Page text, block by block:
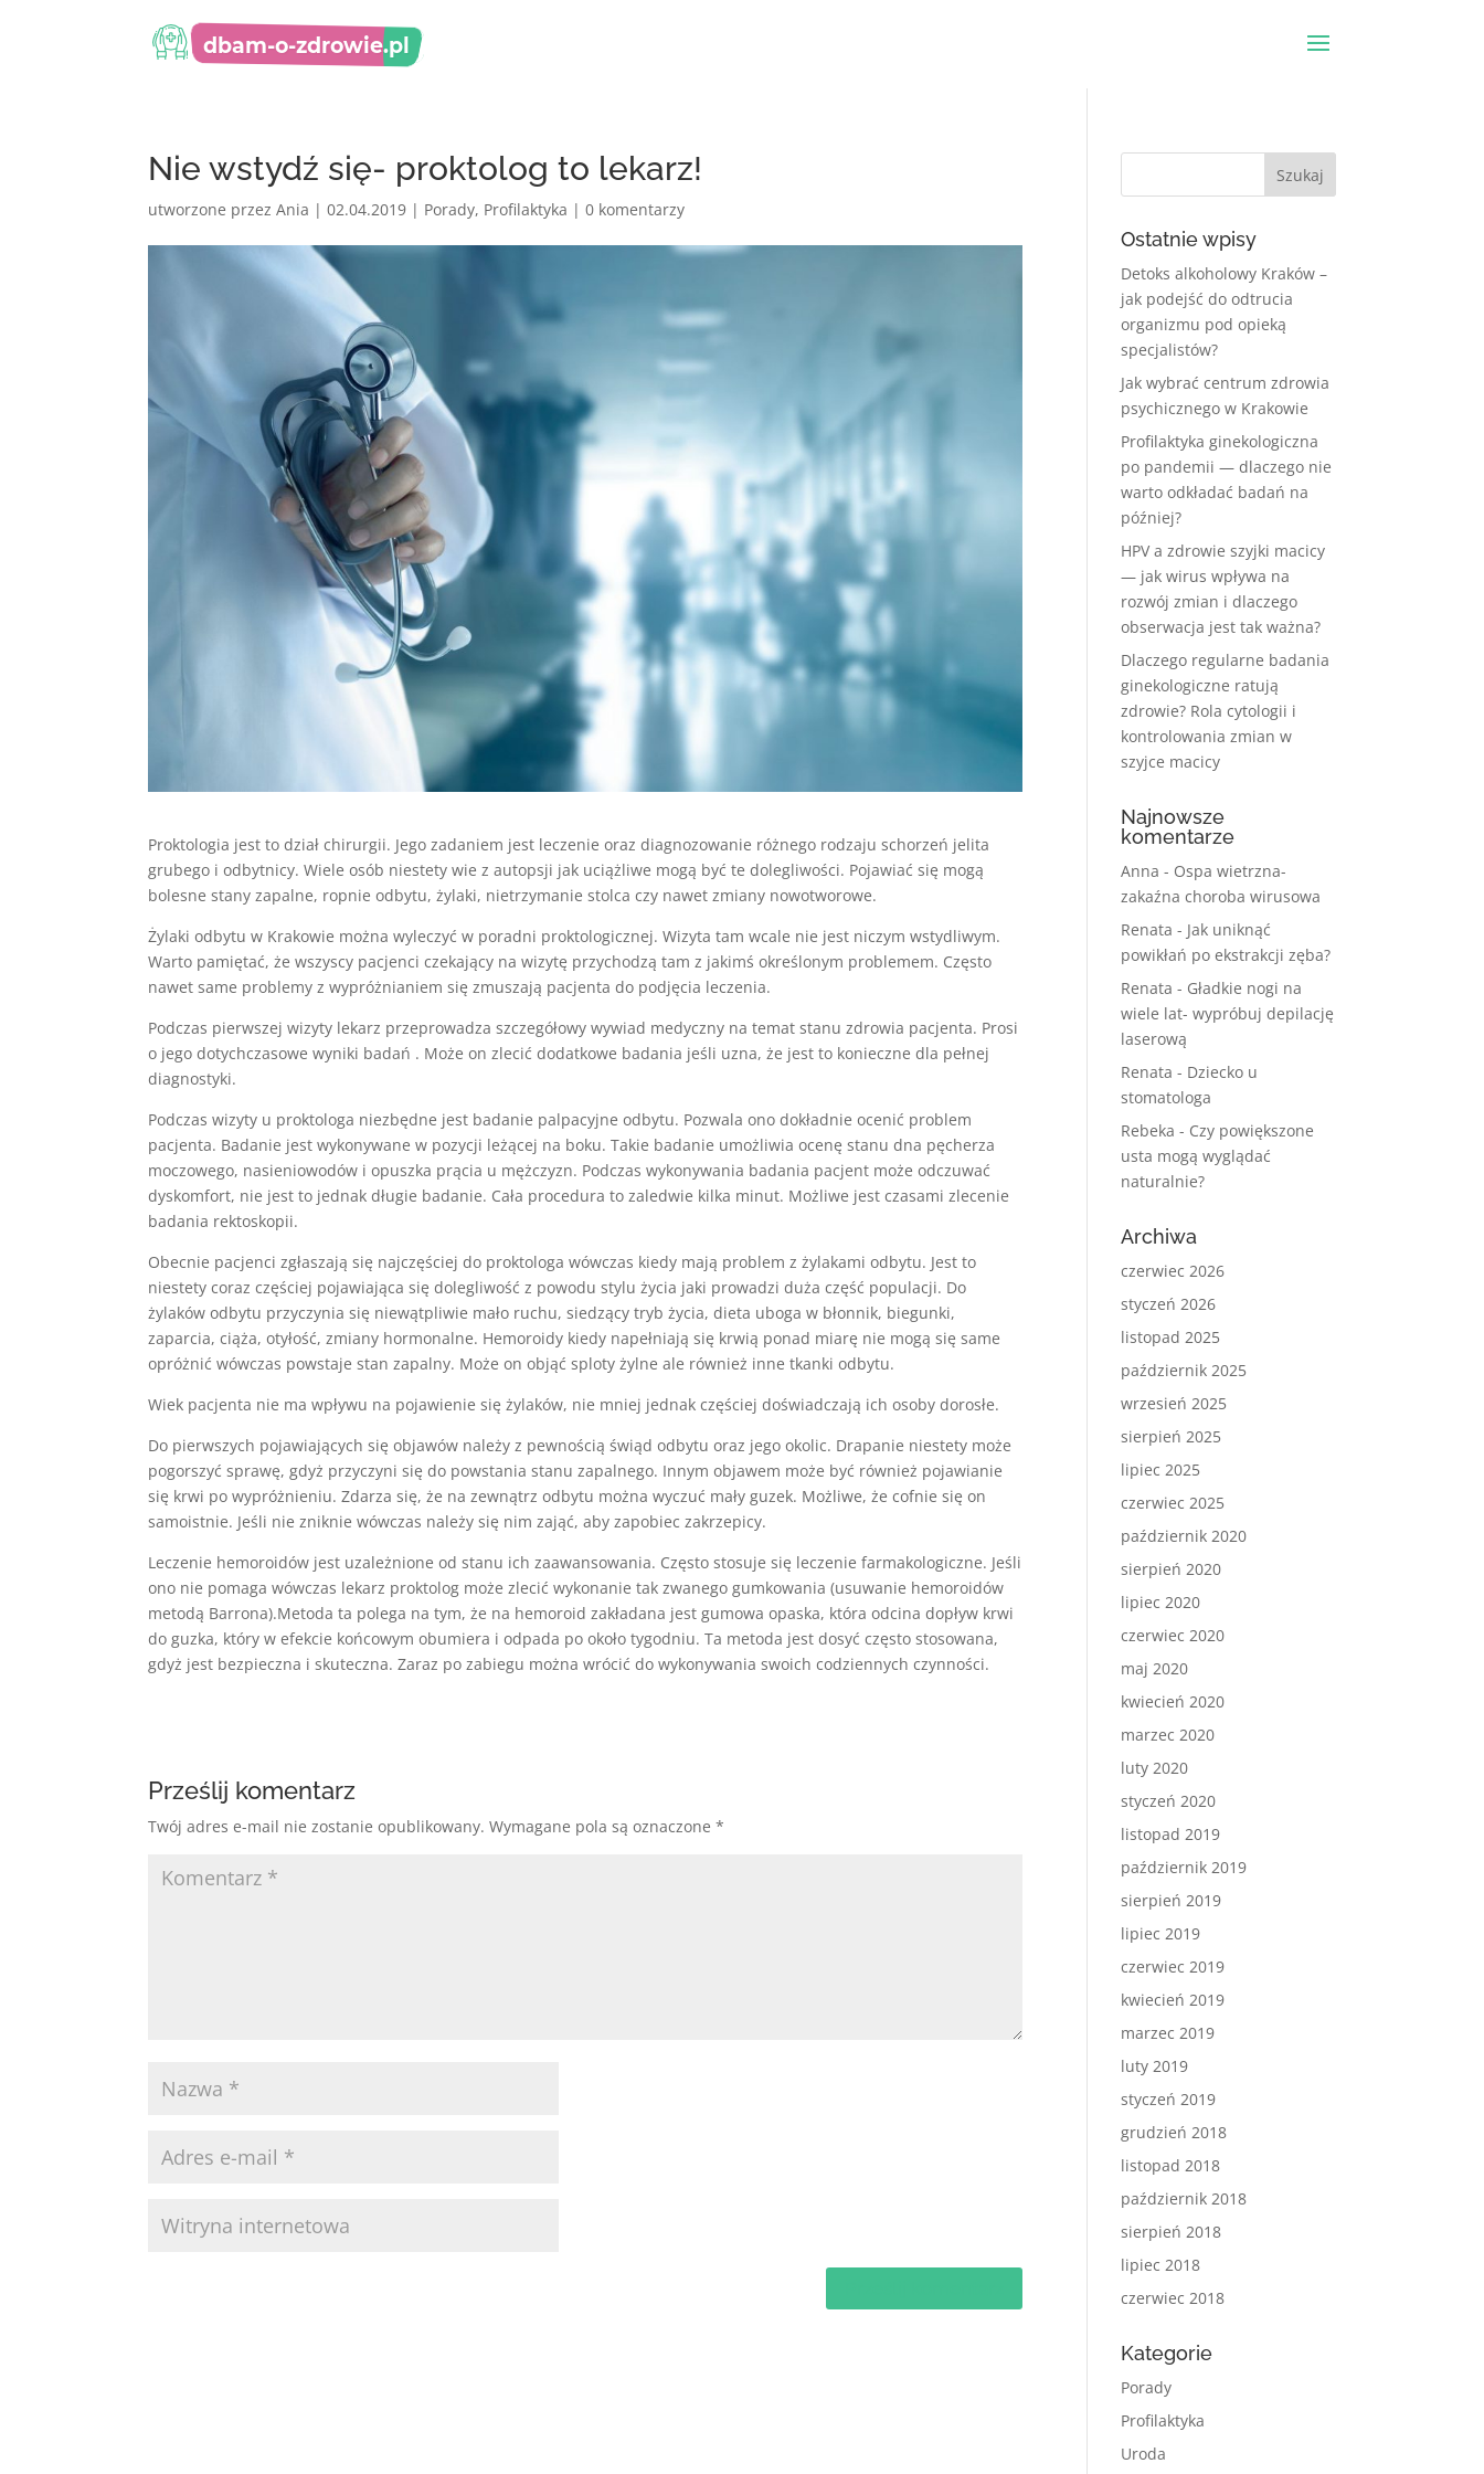
Nie wstydź się- proktolog to lekarz!
utworzone przezAnia |02.04.2019 | Porady, Profilaktyka |0 komentarzy
Proktologia jest to dział chirurgii. Jego zadaniem jest leczenie oraz diagnozowanie różnego rodzaju schorzeń jelita
grubego i odbytnicy. Wiele osób niestety wie z autopsji jak uciążliwe mogą być te dolegliwości. Pojawiać się mogą
bolesne stany zapalne, ropnie odbytu, żylaki, nietrzymanie stolca czy nawet zmiany nowotworowe.
Żylaki odbytu w Krakowie można wyleczyć w poradni proktologicznej. Wizyta tam wcale nie jest niczym wstydliwym.
Warto pamiętać, że wszyscy pacjenci czekający na wizytę przychodzą tam z jakimś określonym problemem. Często
nawet same problemy z wypróżnianiem się zmuszają pacjenta do podjęcia leczenia.
Podczas pierwszej wizyty lekarz przeprowadza szczegółowy wywiad medyczny na temat stanu zdrowia pacjenta. Prosi
o jego dotychczasowe wyniki badań . Może on zlecić dodatkowe badania jeśli uzna, że jest to konieczne dla pełnej
diagnostyki.
Podczas wizyty u proktologa niezbędne jest badanie palpacyjne odbytu. Pozwala ono dokładnie ocenić problem
pacjenta. Badanie jest wykonywane w pozycji leżącej na boku. Takie badanie umożliwia ocenę stanu dna pęcherza
moczowego, nasieniowodów i opuszka prącia u mężczyzn. Podczas wykonywania badania pacjent może odczuwać
dyskomfort, nie jest to jednak długie badanie. Cała procedura to zaledwie kilka minut. Możliwe jest czasami zlecenie
badania rektoskopii.
Obecnie pacjenci zgłaszają się najczęściej do proktologa wówczas kiedy mają problem z żylakami odbytu. Jest to
niestety coraz częściej pojawiająca się dolegliwość z powodu stylu życia jaki prowadzi duża część populacji. Do
żylaków odbytu przyczynia się niewątpliwie mało ruchu, siedzący tryb życia, dieta uboga w błonnik, biegunki,
zaparcia, ciąża, otyłość, zmiany hormonalne. Hemoroidy kiedy napełniają się krwią ponad miarę nie mogą się same
opróżnić wówczas powstaje stan zapalny. Może on objąć sploty żylne ale również inne tkanki odbytu.
Wiek pacjenta nie ma wpływu na pojawienie się żylaków, nie mniej jednak częściej doświadczają ich osoby dorosłe.
Do pierwszych pojawiających się objawów należy z pewnością świąd odbytu oraz jego okolic. Drapanie niestety może
pogorszyć sprawę, gdyż przyczyni się do powstania stanu zapalnego. Innym objawem może być również pojawianie
się krwi po wypróżnieniu. Zdarza się, że na zewnątrz odbytu można wyczuć mały guzek. Możliwe, że cofnie się on
samoistnie. Jeśli nie zniknie wówczas należy się nim zająć, aby zapobiec zakrzepicy.
Leczenie hemoroidów jest uzależnione od stanu ich zaawansowania. Często stosuje się leczenie farmakologiczne. Jeśli
ono nie pomaga wówczas lekarz proktolog może zlecić wykonanie tak zwanego gumkowania (usuwanie hemoroidów
metodą Barrona).Metoda ta polega na tym, że na hemoroid zakładana jest gumowa opaska, która odcina dopływ krwi
do guzka, który w efekcie końcowym obumiera i odpada po około tygodniu. Ta metoda jest dosyć często stosowana,
gdyż jest bezpieczna i skuteczna. Zaraz po zabiegu można wrócić do wykonywania swoich codziennych czynności.
Prześlij komentarz
Twój adres e-mail nie zostanie opublikowany. Wymagane pola są oznaczone*
Ostatnie wpisy
Detoks alkoholowy Kraków –
jak podejść do odtrucia
organizmu pod opieką
specjalistów?
Jak wybrać centrum zdrowia
psychicznego w Krakowie
Profilaktyka ginekologiczna
po pandemii — dlaczego nie
warto odkładać badań na
później?
HPV a zdrowie szyjki macicy
— jak wirus wpływa na
rozwój zmian i dlaczego
obserwacja jest tak ważna?
Dlaczego regularne badania
ginekologiczne ratują
zdrowie? Rola cytologii i
kontrolowania zmian w
szyjce macicy
Najnowsze
komentarze
Anna - Ospa wietrzna-
zakaźna choroba wirusowa
Renata - Jak uniknąć
powikłań po ekstrakcji zęba?
Renata - Gładkie nogi na
wiele lat- wypróbuj depilację
laserową
Renata - Dziecko u
stomatologa
Rebeka - Czy powiększone
usta mogą wyglądać
naturalnie?
Archiwa
czerwiec 2026
styczeń 2026
listopad 2025
październik 2025
wrzesień 2025
sierpień 2025
lipiec 2025
czerwiec 2025
październik 2020
sierpień 2020
lipiec 2020
czerwiec 2020
maj 2020
kwiecień 2020
marzec 2020
luty 2020
styczeń 2020
listopad 2019
październik 2019
sierpień 2019
lipiec 2019
czerwiec 2019
kwiecień 2019
marzec 2019
luty 2019
styczeń 2019
grudzień 2018
listopad 2018
październik 2018
sierpień 2018
lipiec 2018
czerwiec 2018
Kategorie
Porady
Profilaktyka
Uroda